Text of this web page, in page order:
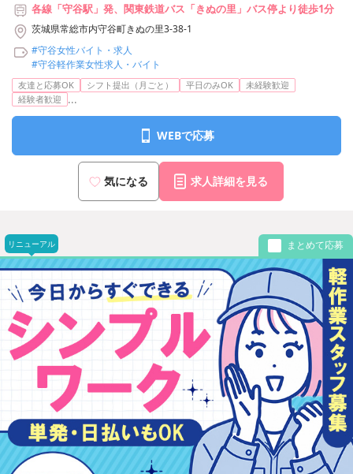
各線「守谷駅」発、関東鉄道バス「きぬの里」バス停より徒歩1分
茨城県常総市内守谷町きぬの里3-38-1
#守谷女性バイト・求人
#守谷軽作業女性求人・バイト
友達と応募OK シフト提出（月ごと） 平日のみOK
未経験歓迎
経験者歓迎
...
WEBで応募
気になる 求人詳細を見る
リニューアル まとめて応募